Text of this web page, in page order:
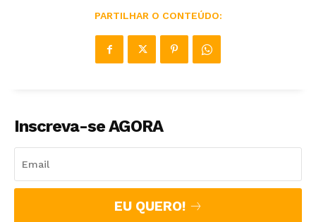
PARTILHAR O CONTEÚDO:
Inscreva-se AGORA
EU QUERO!